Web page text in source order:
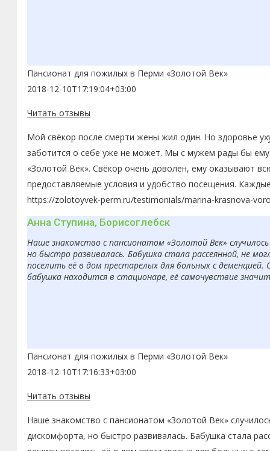
Пансионат для пожилых в Перми «Золотой Век»
2018-12-10T17:19:04+03:00
Читать отзывы
Мой свёкор после смерти жены жил один. Но здоровье
заботится о себе уже не может. Мы с мужем рады бы ему
«Золотой Век». Свёкор очень доволен, ему оказывают
предоставляемые условия и удобство посещения.
https://zolotoyvek-perm.ru/testimonials/marina-krasnova-
Анна Ступина, Борисоглебск
Наше знакомство с пансионатом «Золотой Век»
но быстро развивалась. Бабушка стала рассеянной, не
поселить её в дом престарелых для больных с деменцией.
бабушка находится в стационаре, её самочувствие
Пансионат для пожилых в Перми «Золотой Век»
2018-12-10T17:16:33+03:00
Читать отзывы
Наше знакомство с пансионатом «Золотой Век»
дискомфорта, но быстро развивалась. Бабушка стала